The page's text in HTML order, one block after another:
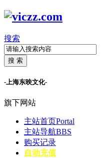
搜索
搜 索
-上海东映文化-
旗下网站
主站首页Portal
主站导航BBS
购买记录
自动充值